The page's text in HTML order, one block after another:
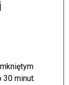
30 minut.